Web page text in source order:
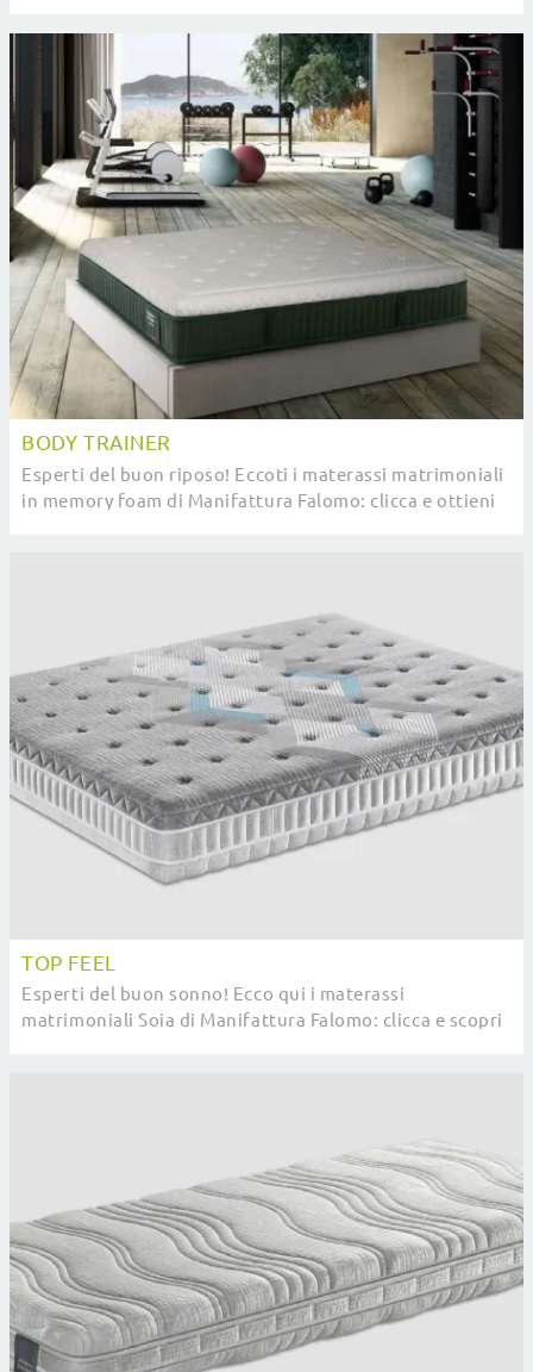
BODY TRAINER
Esperti del buon riposo! Eccoti i materassi matrimoniali
in memory foam di Manifattura Falomo: clicca e ottieni
TOP FEEL
Esperti del buon sonno! Ecco qui i materassi
matrimoniali Soia di Manifattura Falomo: clicca e scopri